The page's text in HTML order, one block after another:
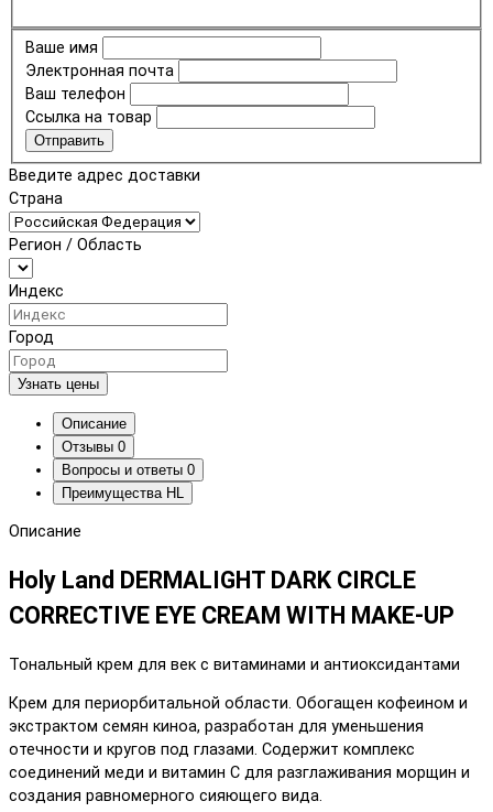
Ваше имя
Электронная почта
Ваш телефон
Ссылка на товар
Отправить
Введите адрес доставки
Страна
Регион / Область
Индекс
Город
Узнать цены
Описание
Отзывы 0
Вопросы и ответы 0
Преимущества HL
Описание
Holy Land DERMALIGHT DARK CIRCLE
CORRECTIVE EYE CREAM WITH MAKE-UP
Тональный крем для век с витаминами и антиоксидантами
Крем для периорбитальной области. Обогащен кофеином и
экстрактом семян киноа, разработан для уменьшения
отечности и кругов под глазами. Содержит комплекс
соединений меди и витамин С для разглаживания морщин и
создания равномерного сияющего вида.